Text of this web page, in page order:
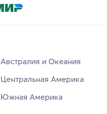
Австралия и Океания
Центральная Америка
Южная Америка